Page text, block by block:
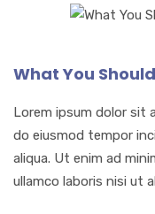
What You
Lorem ipsum dolor sit
do eiusmod tempor
aliqua. Ut enim ad
ullamco laboris nisi ut